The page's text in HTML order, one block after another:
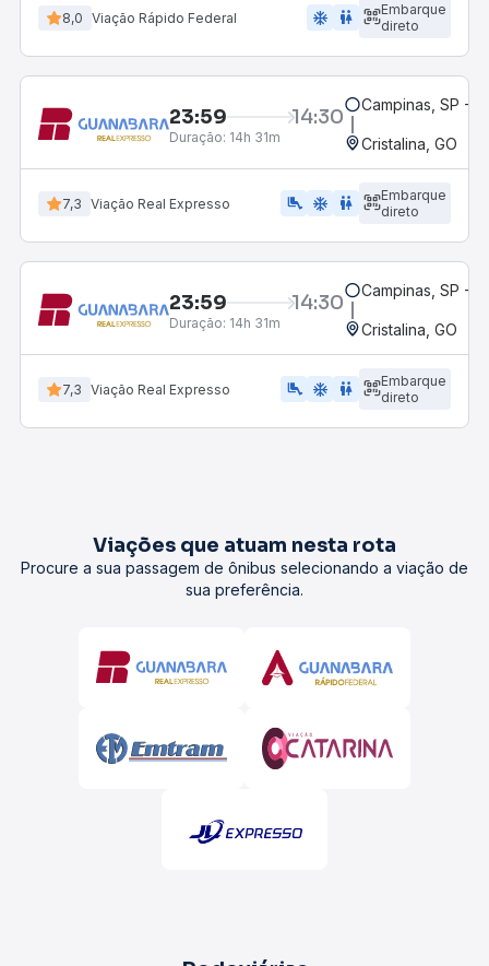
8,0 Viação Rápido Federal ac_unit wc
Embarque
direto
23:59 14:30
Duração: 14h 31m
Campinas, SP -
Cristalina, GO
7,3 Viação Real Expresso airline_seat_legroom_extra ac_unit WC
Embarque
direto
23:59 14:30
Duração: 14h 31m
Campinas, SP -
Cristalina, GO
7,3 Viação Real Expresso airline_seat_legroom_extra ac_unit wc
Embarque
direto
Viações que atuam nesta rota
Procure a sua passagem de ônibus selecionando a viação de
sua preferência.